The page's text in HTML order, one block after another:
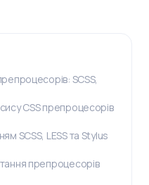
SCSS,
CSS препроцесорів
SCSS, LESS та Stylus
препроцесорів